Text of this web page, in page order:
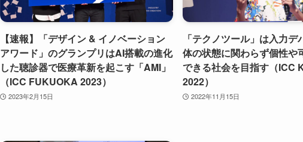
【速報】「デザイン & イノベーション
アワード」のグランプリはAI搭載の進化
した聴診器で医療革新を起こす「AMI」
（ICC FUKUOKA 2023）
2023年2月15日
「テクノツール」は入力デ
体の状態に関わらず個性や
できる社会を目指す（ICC
2022）
2022年11月15日